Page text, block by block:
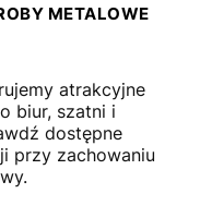
METALOWE
atrakcyjne
biur, szatni i
dostępne
przy zachowaniu